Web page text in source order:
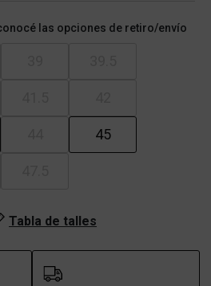
las opciones de retiro/envío
45
Tabla de talles